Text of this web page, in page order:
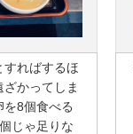
すればするほ
かってしま
を8個食べる
じゃ足りな